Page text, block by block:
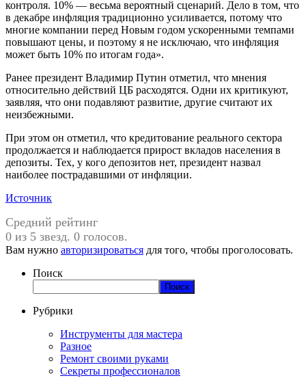
контроля. 10% — весьма вероятный сценарий. Дело в том, что
в декабре инфляция традиционно усиливается, потому что
многие компании перед Новым годом ускоренными темпами
повышают цены, и поэтому я не исключаю, что инфляция
может быть 10% по итогам года».
Ранее президент Владимир Путин отметил, что мнения
относительно действий ЦБ расходятся. Одни их критикуют,
заявляя, что они подавляют развитие, другие считают их
неизбежными.
При этом он отметил, что кредитование реального сектора
продолжается и наблюдается прирост вкладов населения в
депозиты. Тех, у кого депозитов нет, президент назвал
наиболее пострадавшими от инфляции.
Источник
Средний рейтинг
0 из 5 звезд. 0 голосов.
Вам нужно авторизироваться для того, чтобы проголосовать.
Поиск
Поиск
Рубрики
Инструменты для мастера
Разное
Ремонт своими руками
Секреты профессионалов